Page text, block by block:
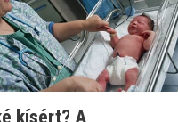
kísért? A